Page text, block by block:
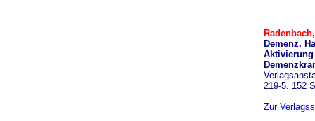
Demenz.
219-5. 152
Zur